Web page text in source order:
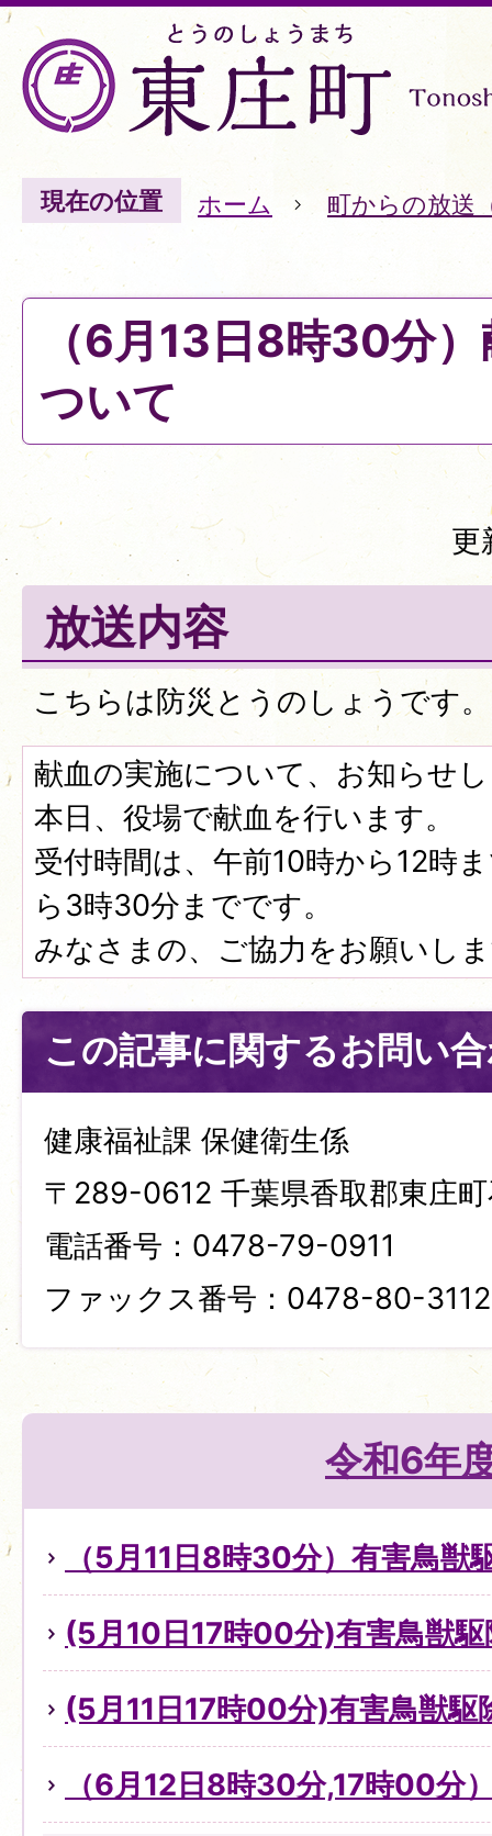
現在の位置 ホーム 町からの放送
（6月13日8時30分
ついて
更
放送内容
こちらは防災とうのしょうです。
献血の実施について、お知らせ
本日、役場で献血を行います。
受付時間は、午前10時から12時
ら3時30分までです。
みなさまの、ご協力をお願いし
この記事に関するお問い
健康福祉課 保健衛生係
〒289-0612 千葉県香取郡東庄
電話番号：0478-79-0911
ファックス番号：0478-80-3112
令和6年
（5月11日8時30分）有害鳥獣
(5月10日17時00分)有害鳥獣
(5月11日17時00分)有害鳥獣駆
（6月12日8時30分,17時00分